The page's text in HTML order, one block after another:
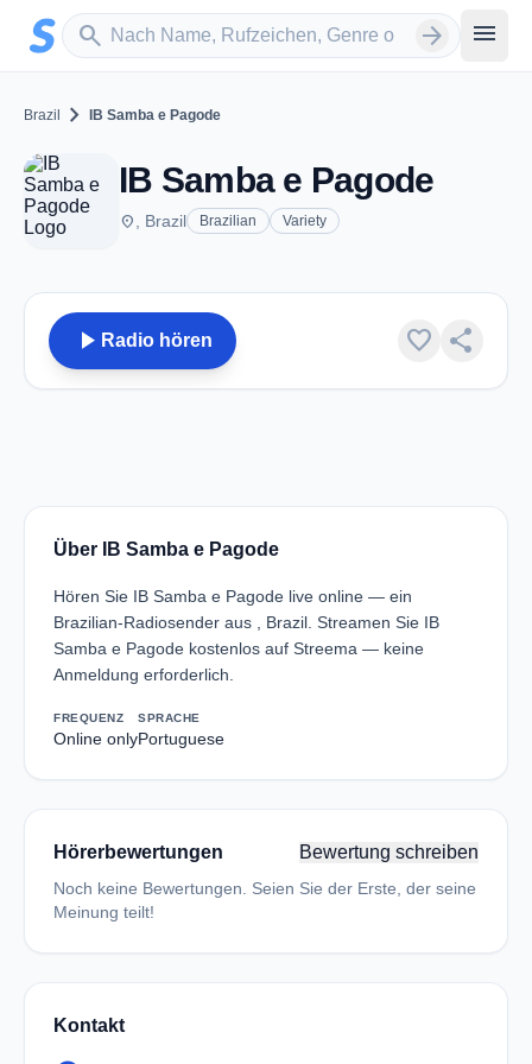
Zum Hauptinhalt springen
search
Sender suchen arrow_forward menu
Brazil chevron_right IB Samba e Pagode
IB Samba e Pagode
place , Brazil Brazilian Variety
play_arrow Radio hören favorite share
Über IB Samba e Pagode
Hören Sie IB Samba e Pagode live online — ein
Brazilian-Radiosender aus , Brazil. Streamen Sie IB
Samba e Pagode kostenlos auf Streema — keine
Anmeldung erforderlich.
FREQUENZ
Online only
SPRACHE
Portuguese
Hörerbewertungen Bewertung schreiben
Noch keine Bewertungen. Seien Sie der Erste, der seine
Meinung teilt!
Kontakt